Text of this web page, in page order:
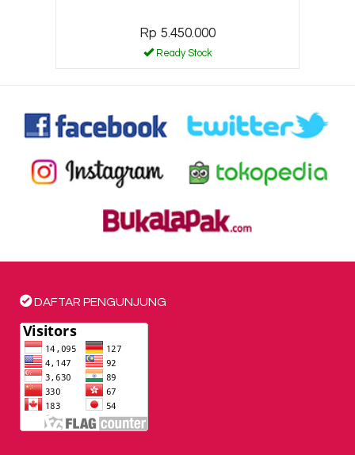
Rp 5.450.000
Ready Stock
DAFTAR PENGUNJUNG